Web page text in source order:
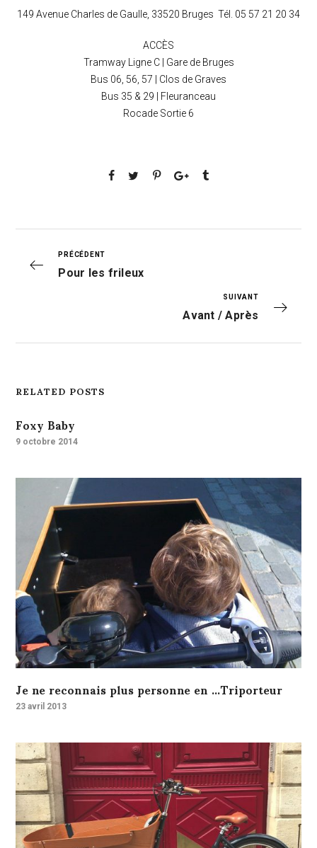
149 Avenue Charles de Gaulle, 33520 Bruges Tél. 05 57 21 20 34
ACCÈS
Tramway Ligne C | Gare de Bruges
Bus 06, 56, 57 | Clos de Graves
Bus 35 & 29 | Fleuranceau
Rocade Sortie 6
PRÉCÉDENT
Pour les frileux
SUIVANT
Avant / Après
RELATED POSTS
Foxy Baby
9 octobre 2014
Je ne reconnais plus personne en …Triporteur
23 avril 2013